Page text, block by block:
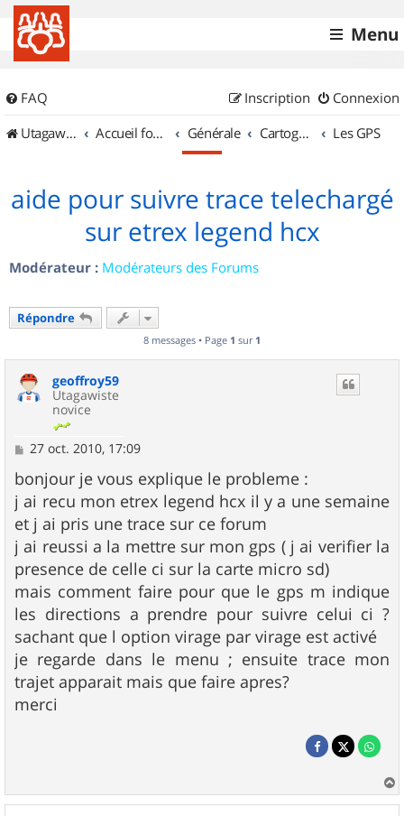
Menu
FAQ Connexion
Inscription
UtagawaVTT (Randos VTT et VTTAE avec traces GPS)
Accueil forum Générale Cartographie et GPS Les GPS
aide pour suivre trace telechargé
sur etrex legend hcx
Modérateur : Modérateurs des Forums
Répondre
8 messages • Page 1 sur 1
geoffroy59
Utagawiste
novice
M
s
s
a
g
e
27 oct. 2010, 17:09
bonjour je vous explique le probleme :
j ai recu mon etrex legend hcx il y a une semaine
et j ai pris une trace sur ce forum
j ai reussi a la mettre sur mon gps ( j ai verifier la
presence de celle ci sur la carte micro sd)
mais comment faire pour que le gps m indique
les directions a prendre pour suivre celui ci ?
sachant que l option virage par virage est activé
je regarde dans le menu ; ensuite trace mon
trajet apparait mais que faire apres?
merci
a